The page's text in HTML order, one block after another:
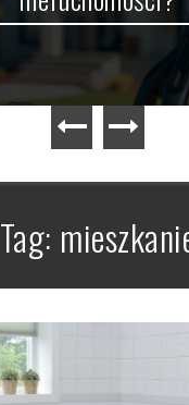
Tag: